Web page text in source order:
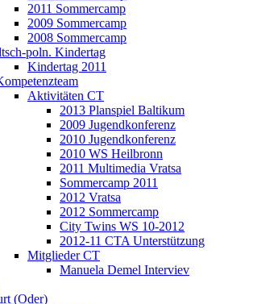
2011 Sommercamp
2009 Sommercamp
2008 Sommercamp
poln. Kindertag
Kindertag 2011
Aktivitäten CT
2013 Planspiel Baltikum
2009 Jugendkonferenz
2010 Jugendkonferenz
2010 WS Heilbronn
2011 Multimedia Vratsa
Sommercamp 2011
2012 Vratsa
2012 Sommercamp
City Twins WS 10-2012
2012-11 CTA Unterstützung
Mitglieder CT
Manuela Demel Interviev
(Oder)